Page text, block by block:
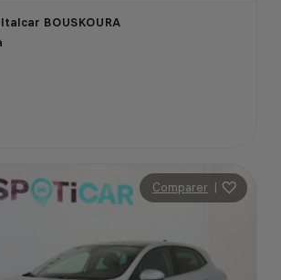
BOUSKOURA
Comparer |